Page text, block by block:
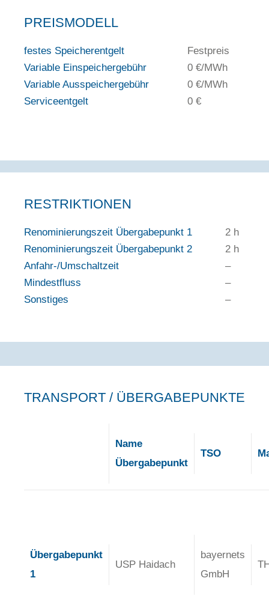
PREISMODELL
festes Speicherentgelt
Festpreis
Variable Einspeichergebühr
0 €/MWh
Variable Ausspeichergebühr
0 €/MWh
Serviceentgelt
0 €
RESTRIKTIONEN
Renominierungszeit Übergabepunkt 1
2 h
Renominierungszeit Übergabepunkt 2
2 h
Anfahr-/Umschaltzeit
–
Mindestfluss
–
Sonstiges
–
TRANSPORT / ÜBERGABEPUNKTE
Name
Übergabepunkt
TSO
Übergabepunkt
1
USP Haidach
bayernets
GmbH